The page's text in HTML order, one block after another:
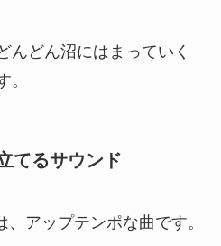
んどん沼にはまっていく
。
てるサウンド
、アップテンポな曲です。